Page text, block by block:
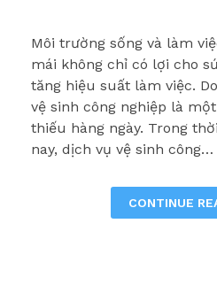
Môi trường sống và làm
mái không chỉ có lợi cho
tăng hiệu suất làm việc.
vệ sinh công nghiệp là
thiếu hàng ngày. Trong
nay, dịch vụ vệ sinh công…
CONTINUE